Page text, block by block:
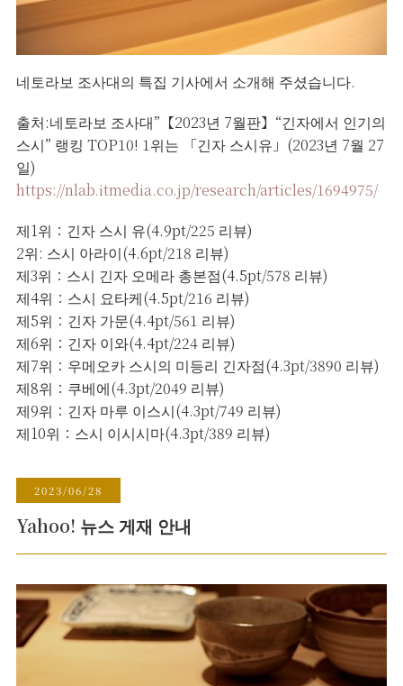
네토라보 조사대의 특집 기사에서 소개해 주셨습니다.
출처:네토라보 조사대”【2023년 7월판】“긴자에서 인기의
스시” 랭킹 TOP10! 1위는 「긴자 스시유」(2023년 7월 27
일)
https://nlab.itmedia.co.jp/research/articles/1694975/
제1위：긴자 스시 유(4.9pt/225 리뷰)
2위: 스시 아라이(4.6pt/218 리뷰)
제3위：스시 긴자 오메라 총본점(4.5pt/578 리뷰)
제4위：스시 요타케(4.5pt/216 리뷰)
제5위：긴자 가문(4.4pt/561 리뷰)
제6위：긴자 이와(4.4pt/224 리뷰)
제7위：우메오카 스시의 미등리 긴자점(4.3pt/3890 리뷰)
제8위：쿠베에(4.3pt/2049 리뷰)
제9위：긴자 마루 이스시(4.3pt/749 리뷰)
제10위：스시 이시시마(4.3pt/389 리뷰)
2023/06/28
Yahoo! 뉴스 게재 안내